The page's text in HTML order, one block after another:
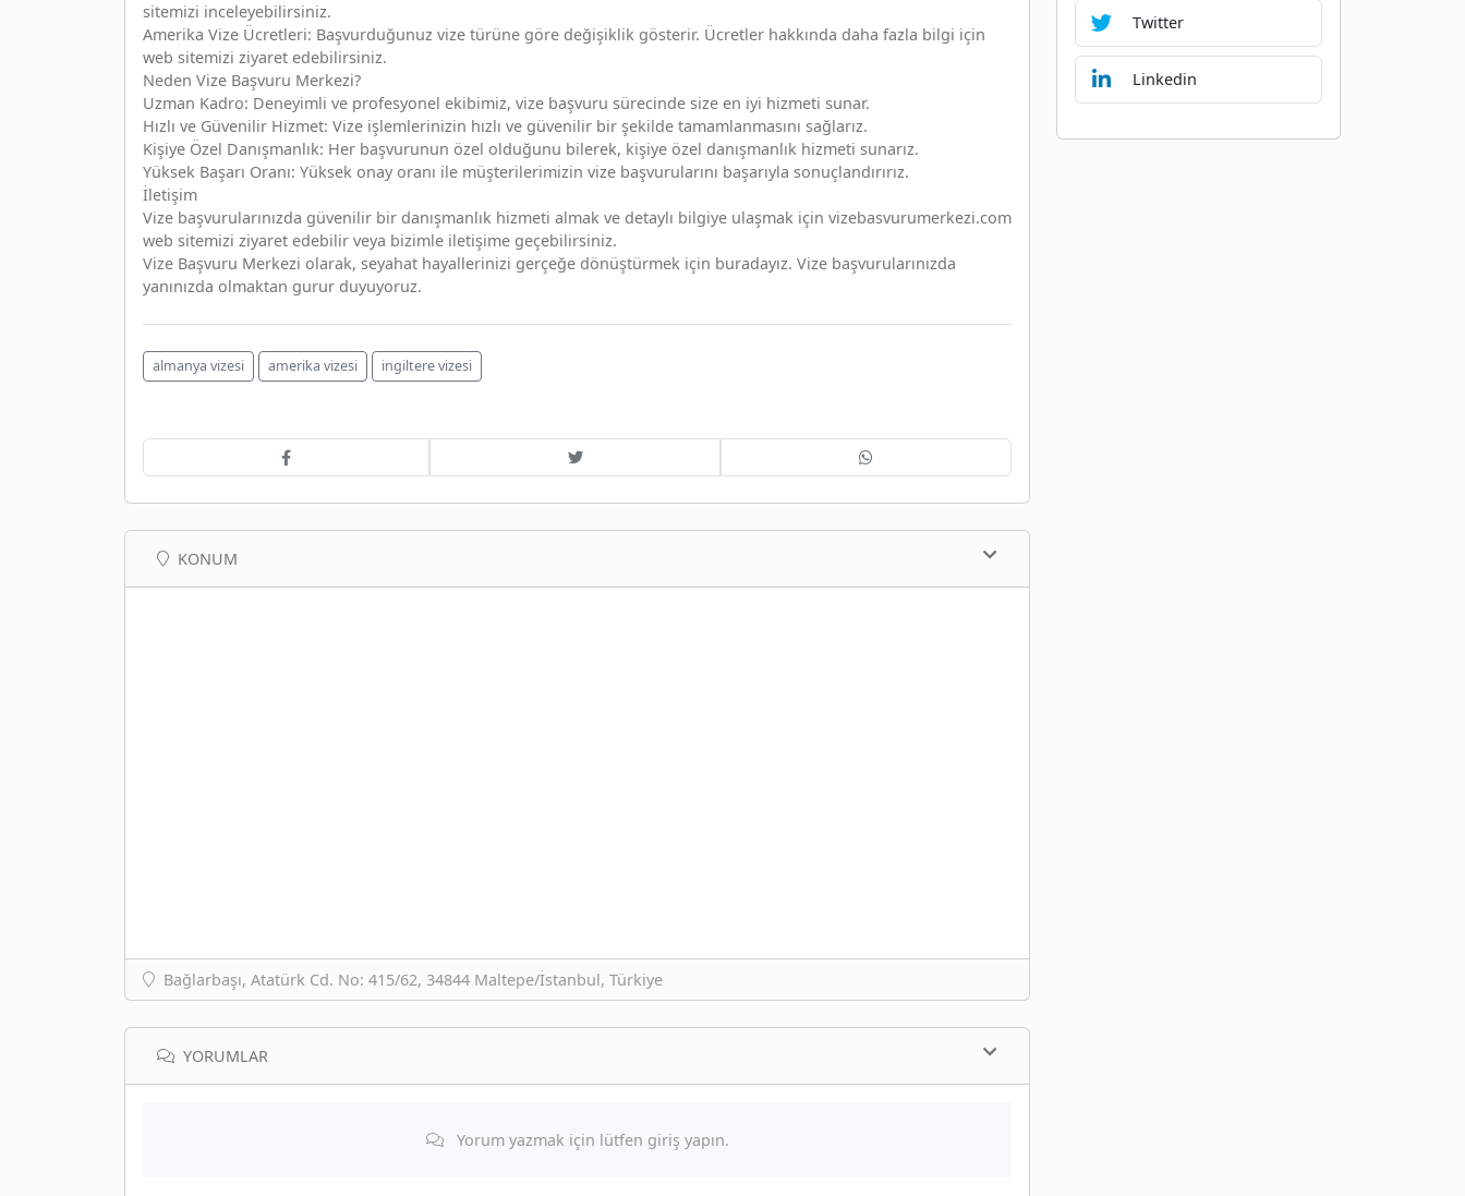
sitemizi inceleyebilirsiniz.
Amerika Vize Ücretleri: Başvurduğunuz vize türüne göre değişiklik gösterir. Ücretler hakkında daha fazla bilgi için
web sitemizi ziyaret edebilirsiniz.
Neden Vize Başvuru Merkezi?
Uzman Kadro: Deneyimli ve profesyonel ekibimiz, vize başvuru sürecinde size en iyi hizmeti sunar.
Hızlı ve Güvenilir Hizmet: Vize işlemlerinizin hızlı ve güvenilir bir şekilde tamamlanmasını sağlarız.
Kişiye Özel Danışmanlık: Her başvurunun özel olduğunu bilerek, kişiye özel danışmanlık hizmeti sunarız.
Yüksek Başarı Oranı: Yüksek onay oranı ile müşterilerimizin vize başvurularını başarıyla sonuçlandırırız.
İletişim
Vize başvurularınızda güvenilir bir danışmanlık hizmeti almak ve detaylı bilgiye ulaşmak için vizebasvurumerkezi.com
web sitemizi ziyaret edebilir veya bizimle iletişime geçebilirsiniz.
Vize Başvuru Merkezi olarak, seyahat hayallerinizi gerçeğe dönüştürmek için buradayız. Vize başvurularınızda
yanınızda olmaktan gurur duyuyoruz.
almanya vizesi amerika vizesi ingiltere vizesi
KONUM
Bağlarbaşı, Atatürk Cd. No: 415/62, 34844 Maltepe/İstanbul, Türkiye
YORUMLAR
Yorum yazmak için lütfen giriş yapın.
Twitter
Linkedin